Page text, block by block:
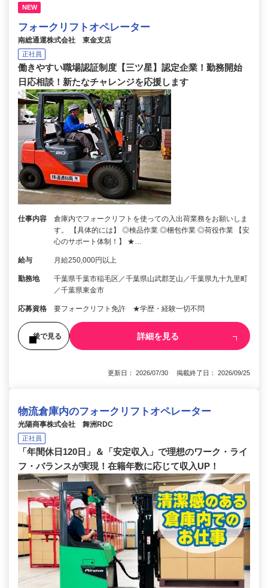
NEW
フォークリフトオペレーター
南総通運株式会社 東金支店
正社員
働きやすい職場認証制度【三ツ星】認定企業！勤務開始
日応相談！新たなチャレンジを応援します
仕事内容
倉庫内でフォークリフトを使っての入出荷業務をお願いしま
す。 【具体的には】 ◎検品作業 ◎梱包作業 ◎荷役作業 【安
心のサポート体制！】 ★…
給与 月給250,000円以上
勤務地
千葉県千葉市稲毛区／千葉県山武郡芝山／千葉県九十九里町
／千葉県東金市
応募資格 要フォークリフト免許 ★学歴・経験一切不問
後で見る 詳細を見る
更新日： 2026/07/30 掲載終了日： 2026/09/25
物流倉庫内のフォークリフトオペレーター
光陽商事株式会社 舞洲RDC
正社員
「年間休日120日」＆「安定収入」で理想のワーク・ライ
フ・バランスが実現！在籍年数に応じて収入UP！